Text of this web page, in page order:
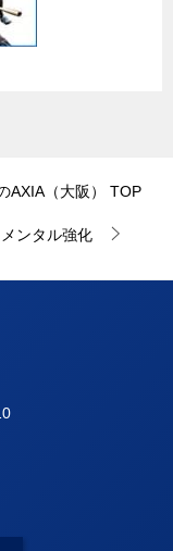
（大阪） TOP
メンタル強化